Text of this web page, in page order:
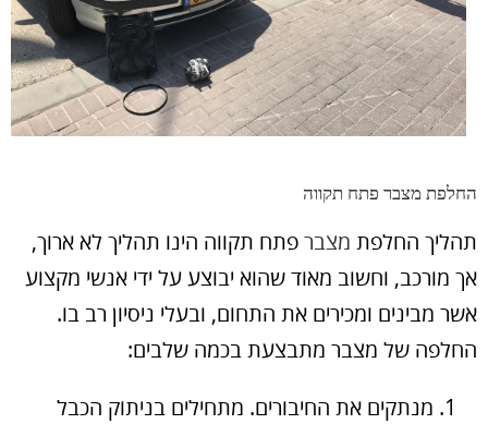
החלפת מצבר פתח תקווה
תהליך החלפת מצברפתח תקווה הינו תהליך לא ארוך,
אך מורכב, וחשוב מאוד שהוא יבוצע על ידי אנשי מקצוע
אשר מבינים ומכירים את התחום, ובעלי ניסיון רב בו.
החלפה של מצבר מתבצעת בכמה שלבים:
מנתקים את החיבורים. מתחילים בניתוק הכבל